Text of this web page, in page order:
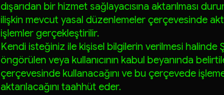
dışarıdan bir hizmet sağlayacısına aktarılması
ilişkin mevcut yasal düzenlemeler çerçevesinde
işlemler gerçekleştirilir.
Kendi isteğiniz ile kişisel bilgilerin verilmesi halinde
öngörülen veya kullanıcının kabul beyanında
çerçevesinde kullanacağını ve bu çerçevede
aktarılacağını taahhüt eder.